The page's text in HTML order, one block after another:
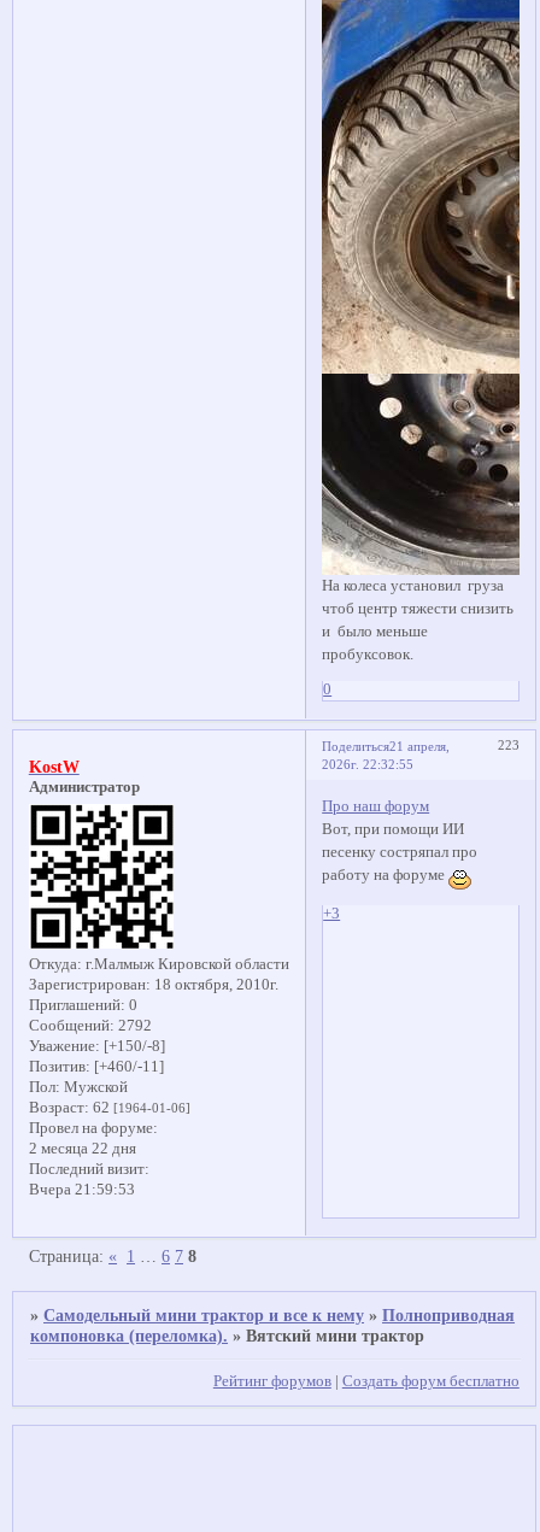
На колеса установил груза
чтоб центр тяжести снизить
и было меньше
пробуксовок.
0
Поделиться 223
21 апреля,
2026г. 22:32:55
KostW
Администратор
Откуда: г.Малмыж Кировской области
Зарегистрирован: 18 октября, 2010г.
Приглашений: 0
Сообщений: 2792
Уважение: [+150/-8]
Позитив: [+460/-11]
Пол: Мужской
Возраст: 62 [1964-01-06]
Провел на форуме:
2 месяца 22 дня
Последний визит:
Вчера 21:59:53
Про наш форум
Вот, при помощи ИИ
песенку состряпал про
работу на форуме
+3
Страница: « 1 … 6 7 8
»Самодельный мини трактор и все к нему »Полноприводная
компоновка (переломка). »Вятский мини трактор
Рейтинг форумов| Создать форум бесплатно